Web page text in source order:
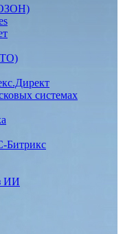
системах
Битрикс
ИИ